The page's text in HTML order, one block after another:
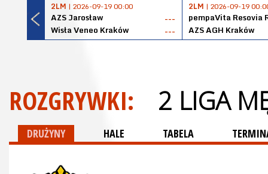
2LM | 2026-09-19 00:00
AZS Jarosław
---
Wisła Veneo Kraków
---
2LM | 2026-09-19
pempaVita Resovia
AZS AGH Kraków
ROZGRYWKI: 2 LIGA
DRUŻYNY HALE TABELA